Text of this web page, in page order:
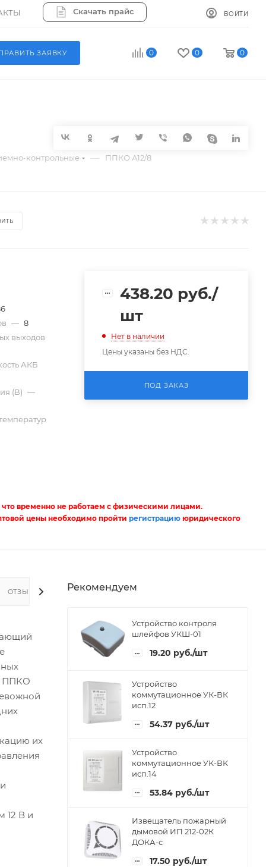
Скачать прайс ВОЙТИ
0 0 0
ЗАЯВКУ
контрольные — ППКО А12/8
— 8
выходов
АКБ
(В) —
438.20 руб./
шт
Нет в наличии
Цены указаны без НДС.
ПОД ЗАКАЗ
временно не работаем с физическими лицами.
цены необходимо пройтирегистрацию юридического
ОТЗЫВЫ
ППКО
их
12 В и
Рекомендуем
Устройство контроля
шлейфов УКШ-01
19.20 руб./шт
Устройство
коммутационное УК-ВК
исп.12
54.37 руб./шт
Устройство
коммутационное УК-ВК
исп.14
53.84 руб./шт
Извещатель пожарный
дымовой ИП 212-02К
ДОКА-с
17.50 руб./шт